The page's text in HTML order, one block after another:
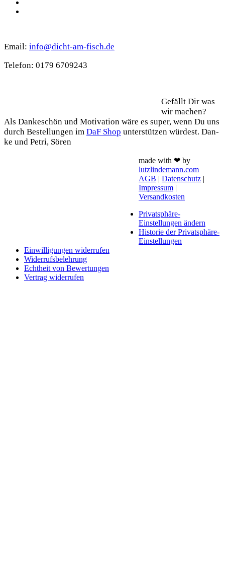
Email: info@dicht-am-fisch.de
Tele­fon: 0179 6709243
Gefällt Dir was
wir machen?
Als Dan­ke­schön und Moti­va­ti­on wäre es super, wenn Du uns
durch Bestel­lun­gen im DaF Shop unter­stüt­zen wür­dest. Dan­
ke und Petri, Sören
made with ❤ by
lutzlindemann.com
AGB | Datenschutz |
Impressum |
Versandkosten
Privatsphäre-
Einstellungen ändern
Historie der Privatsphäre-
Einstellungen
Einwilligungen widerrufen
Widerrufsbelehrung
Echtheit von Bewertungen
Vertrag widerrufen